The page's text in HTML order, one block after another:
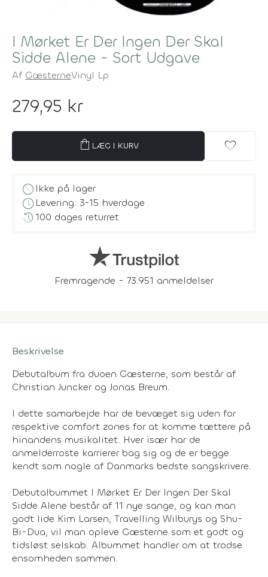
I Mørket Er Der Ingen Der Skal
Sidde Alene - Sort Udgave
Af GæsterneVinyl Lp
279,95 kr
shopping_bag LÆG I KURV favorite
block Ikke på lager
scheduleLevering: 3-15 hverdage
history100 dages returret
Fremragende - 73.951 anmeldelser
Beskrivelse
Debutalbum fra duoen Gæsterne, som består af
Christian Juncker og Jonas Breum.
I dette samarbejde har de bevæget sig uden for
respektive comfort zones for at komme tættere på
hinandens musikalitet. Hver især har de
anmelderroste karrierer bag sig og de er begge
kendt som nogle af Danmarks bedste sangskrivere.
Debutalbummet I Mørket Er Der Ingen Der Skal
Sidde Alene består af 11 nye sange, og kan man
godt lide Kim Larsen, Travelling Wilburys og Shu-
Bi-Dua, vil man opleve Gæsterne som et godt og
tidsløst selskab. Albummet handler om at trodse
ensomheden sammen.